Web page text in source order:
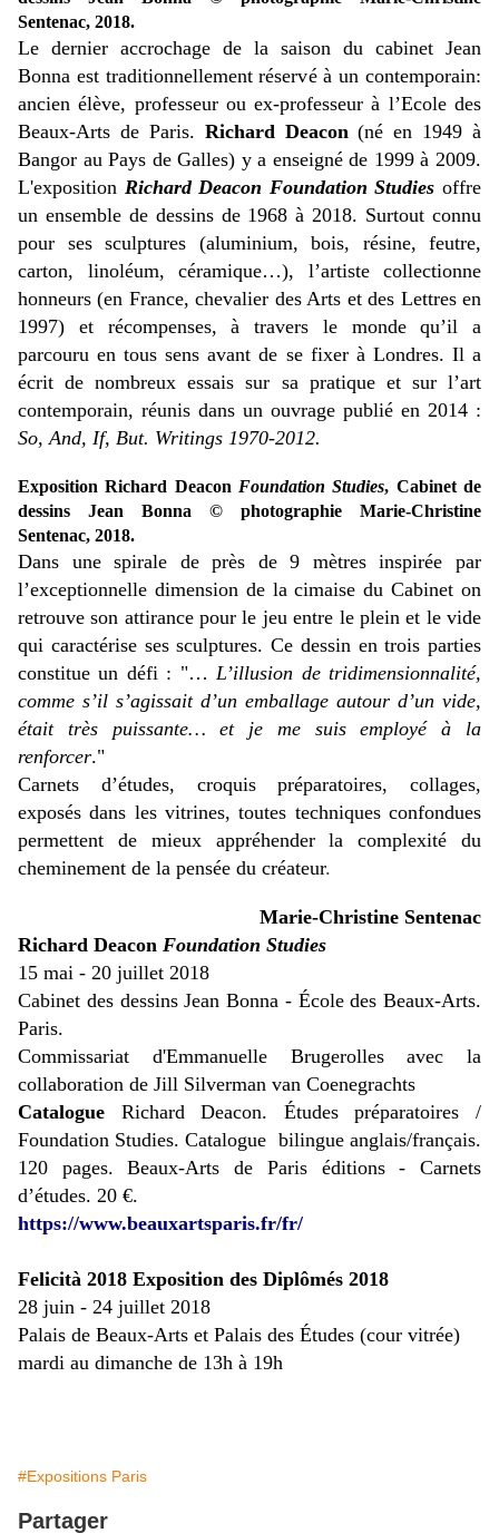
Sentenac, 2018.
Le dernier accrochage de la saison du cabinet Jean
Bonna est traditionnellement réservé à un contemporain:
ancien élève, professeur ou ex-professeur à l’Ecole des
Beaux-Arts de Paris. Richard Deacon(né en 1949 à
Bangor au Pays de Galles) y a enseigné de 1999 à 2009.
L'exposition Richard Deacon Foundation Studies offre
un ensemble de dessins de 1968 à 2018. Surtout connu
pour ses sculptures (aluminium, bois, résine, feutre,
carton, linoléum, céramique…), l’artiste collectionne
honneurs (en France, chevalier des Arts et des Lettres en
1997) et récompenses, à travers le monde qu’il a
parcouru en tous sens avant de se fixer à Londres. Il a
écrit de nombreux essais sur sa pratique et sur l’art
contemporain, réunis dans un ouvrage publié en 2014 :
So, And, If, But. Writings 1970-2012.
Exposition Richard Deacon Foundation Studies, Cabinet de
dessins Jean Bonna © photographie Marie-Christine
Sentenac, 2018.
Dans une spirale de près de 9 mètres inspirée par
l’exceptionnelle dimension de la cimaise du Cabinet on
retrouve son attirance pour le jeu entre le plein et le vide
qui caractérise ses sculptures. Ce dessin en trois parties
constitue un défi : "…L’illusion de tridimensionnalité,
comme s’il s’agissait d’un emballage autour d’un vide,
était très puissante… et je me suis employé à la
renforcer."
Carnets d’études, croquis préparatoires, collages,
exposés dans les vitrines, toutes techniques confondues
permettent de mieux appréhender la complexité du
cheminement de la pensée du créateur.
Marie-Christine Sentenac
Richard Deacon Foundation Studies
15 mai - 20 juillet 2018
Cabinet des dessins Jean Bonna - École des Beaux-Arts.
Paris.
Commissariat d'Emmanuelle Brugerolles avec la
collaboration de Jill Silverman van Coenegrachts
Catalogue Richard Deacon. Études préparatoires /
Foundation Studies. Catalogue bilingue anglais/français.
120 pages. Beaux-Arts de Paris éditions - Carnets
d’études. 20 €.
https://www.beauxartsparis.fr/fr/
Felicità 2018 Exposition des Diplômés 2018
28 juin - 24 juillet 2018
Palais de Beaux-Arts et Palais des Études (cour vitrée)
mardi au dimanche de 13h à 19h
#Expositions Paris
Partager